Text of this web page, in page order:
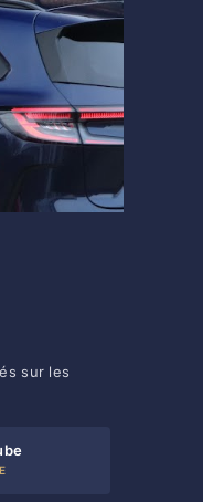
sur les